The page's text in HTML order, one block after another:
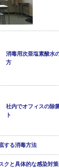
消毒用次亜塩素酸水
方
社内でオフィスの除
ト
する消毒方法
クと具体的な感染対